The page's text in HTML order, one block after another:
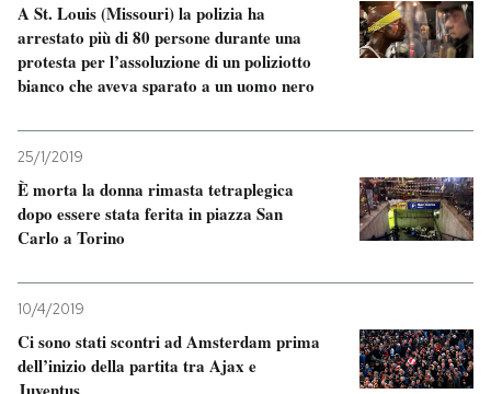
A St. Louis (Missouri) la polizia ha
arrestato più di 80 persone durante una
protesta per l’assoluzione di un poliziotto
bianco che aveva sparato a un uomo nero
25/1/2019
È morta la donna rimasta tetraplegica
dopo essere stata ferita in piazza San
Carlo a Torino
10/4/2019
Ci sono stati scontri ad Amsterdam prima
dell’inizio della partita tra Ajax e